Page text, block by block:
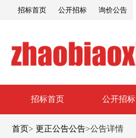
招标首页 公开招标 询价公告
招标首页 公开招标
首页> 更正公告公告>公告详情